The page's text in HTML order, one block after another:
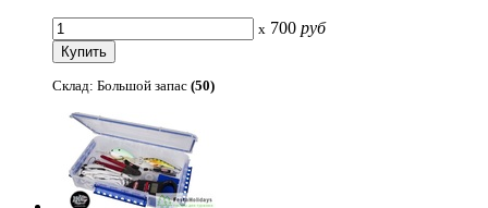
x 700 руб
Склад: Большой запас (50)